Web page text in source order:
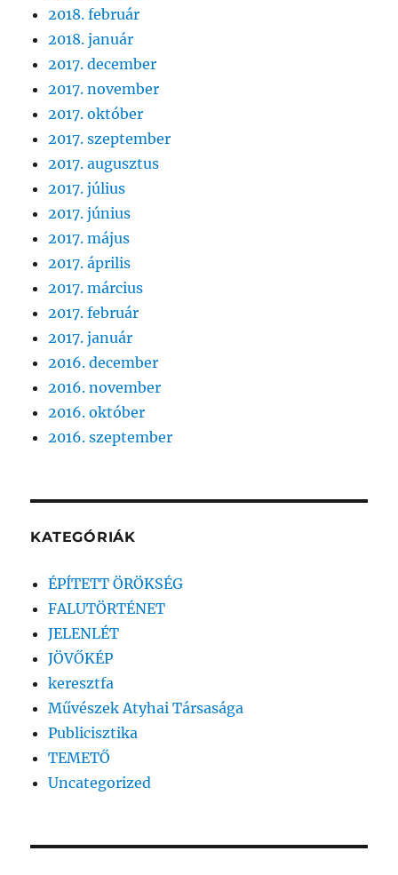
2018. február
2018. január
2017. december
2017. november
2017. október
2017. szeptember
2017. augusztus
2017. július
2017. június
2017. május
2017. április
2017. március
2017. február
2017. január
2016. december
2016. november
2016. október
2016. szeptember
KATEGÓRIÁK
ÉPÍTETT ÖRÖKSÉG
FALUTÖRTÉNET
JELENLÉT
JÖVŐKÉP
keresztfa
Művészek Atyhai Társasága
Publicisztika
TEMETŐ
Uncategorized